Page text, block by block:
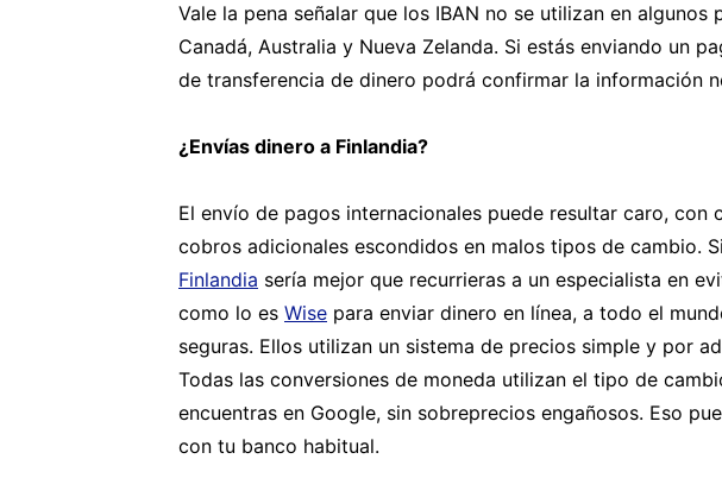
Vale la pena señalar que los IBAN no se utilizan en algunos
Canadá, Australia y Nueva Zelanda. Si estás enviando un
de transferencia de dinero podrá confirmar la información
¿Envías dinero a Finlandia?
El envío de pagos internacionales puede resultar caro, con
cobros adicionales escondidos en malos tipos de cambio.
Finlandia sería mejor que recurrieras a un especialista en
como lo es Wise para enviar dinero en línea, a todo el
seguras. Ellos utilizan un sistema de precios simple y por
Todas las conversiones de moneda utilizan el tipo de
encuentras en Google, sin sobreprecios engañosos. Eso
con tu banco habitual.